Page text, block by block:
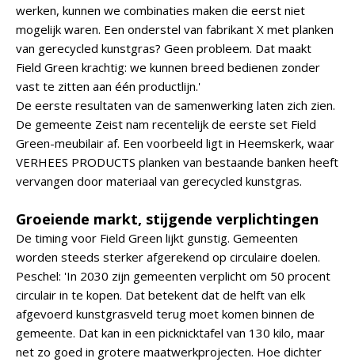
werken, kunnen we combinaties maken die eerst niet
mogelijk waren. Een onderstel van fabrikant X met planken
van gerecycled kunstgras? Geen probleem. Dat maakt
Field Green krachtig: we kunnen breed bedienen zonder
vast te zitten aan één productlijn.'
De eerste resultaten van de samenwerking laten zich zien.
De gemeente Zeist nam recentelijk de eerste set Field
Green-meubilair af. Een voorbeeld ligt in Heemskerk, waar
VERHEES PRODUCTS planken van bestaande banken heeft
vervangen door materiaal van gerecycled kunstgras.
Groeiende markt, stijgende verplichtingen
De timing voor Field Green lijkt gunstig. Gemeenten
worden steeds sterker afgerekend op circulaire doelen.
Peschel: 'In 2030 zijn gemeenten verplicht om 50 procent
circulair in te kopen. Dat betekent dat de helft van elk
afgevoerd kunstgrasveld terug moet komen binnen de
gemeente. Dat kan in een picknicktafel van 130 kilo, maar
net zo goed in grotere maatwerkprojecten. Hoe dichter